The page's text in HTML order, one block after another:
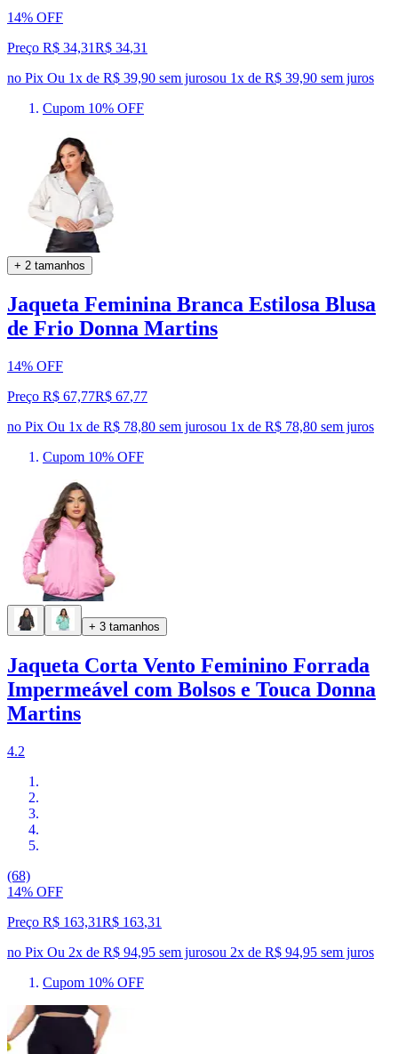
14% OFF
Preço R$ 34,31R$ 34,31
no Pix Ou 1x de R$ 39,90 sem jurosou 1x de R$ 39,90 sem juros
Cupom 10% OFF
+ 2 tamanhos
Jaqueta Feminina Branca Estilosa Blusa
de Frio Donna Martins
14% OFF
Preço R$ 67,77R$ 67,77
no Pix Ou 1x de R$ 78,80 sem jurosou 1x de R$ 78,80 sem juros
Cupom 10% OFF
+ 3 tamanhos
Jaqueta Corta Vento Feminino Forrada
Impermeável com Bolsos e Touca Donna
Martins
4.2
(68)
14% OFF
Preço R$ 163,31R$ 163,31
no Pix Ou 2x de R$ 94,95 sem jurosou 2x de R$ 94,95 sem juros
Cupom 10% OFF